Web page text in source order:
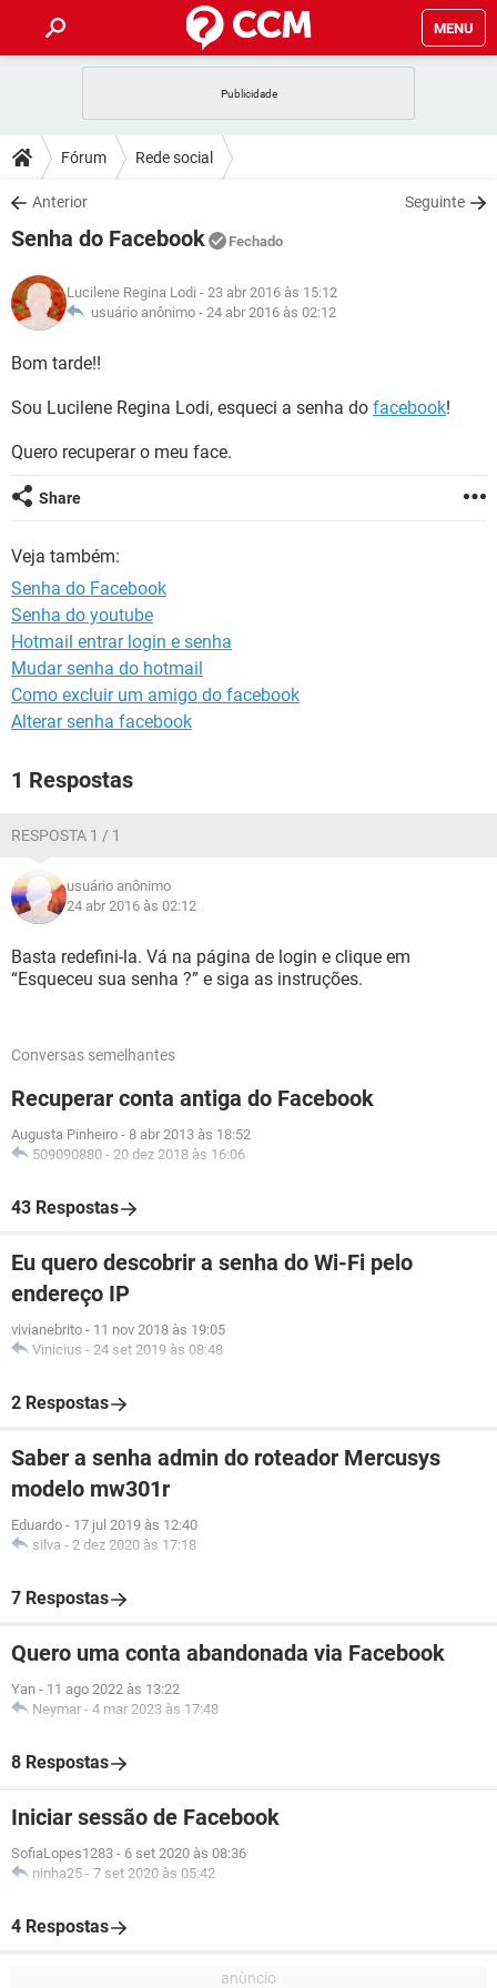
MENU
CELULAR
OUTLOOK
INSTAGRAM GMAIL
GUIA DE COMPRAS
DICAS
JOGOS
INSTAGRAM GMAIL
GUIA DE COMPRAS
DOWNLOADS
JOGOS WHATSAPP
CELULAR
OUTLOOK EXCEL
INSTAGRAM
JOGOS WHATSAPP
CELULAR
OUTLOOK
INSTAGRAM GMAIL
GUIA DE COMPRAS
GLOSSÁRIO
INSTAGRAM
GUIA DE COMPRAS
Fórum Rede social
Anterior Seguinte
Senha do Facebook Fechado
Lucilene Regina Lodi - 23 abr 2016 às 15:12
usuário anônimo - 24 abr 2016 às 02:12
Bom tarde!!
Sou Lucilene Regina Lodi, esqueci a senha do facebook!
Quero recuperar o meu face.
Share
Veja também:
Senha do Facebook
Senha do youtube
Hotmail entrar login e senha
Mudar senha do hotmail
Como excluir um amigo do facebook
Alterar senha facebook
1 Respostas
RESPOSTA 1 / 1
usuário anônimo
24 abr 2016 às 02:12
Basta redefini-la. Vá na página de login e clique em
“Esqueceu sua senha ?” e siga as instruções.
Conversas semelhantes
Recuperar conta antiga do Facebook
Augusta Pinheiro - 8 abr 2013 às 18:52
509090880 - 20 dez 2018 às 16:06
43 Respostas
Eu quero descobrir a senha do Wi-Fi pelo
endereço IP
vivianebrito - 11 nov 2018 às 19:05
Vinicius - 24 set 2019 às 08:48
2 Respostas
Saber a senha admin do roteador Mercusys
modelo mw301r
Eduardo - 17 jul 2019 às 12:40
silva - 2 dez 2020 às 17:18
7 Respostas
Quero uma conta abandonada via Facebook
Yan - 11 ago 2022 às 13:22
Neymar - 4 mar 2023 às 17:48
8 Respostas
Iniciar sessão de Facebook
SofiaLopes1283 - 6 set 2020 às 08:36
ninha25 - 7 set 2020 às 05:42
4 Respostas